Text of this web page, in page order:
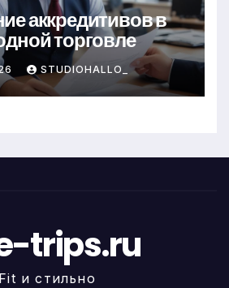
аккредитивов в
торговле
STUDIOHALLO_
trips.ru
Fit и стильно